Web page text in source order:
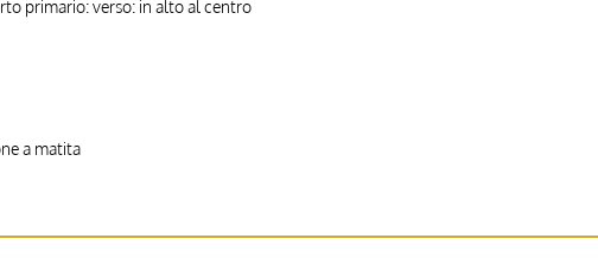
primario: verso: in alto al centro
a matita